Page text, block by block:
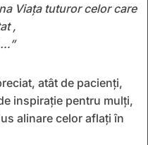
Viața tuturor celor care
,
atât de pacienți,
inspirație pentru mulți,
alinare celor aflați în